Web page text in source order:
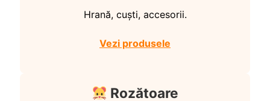
Hrană, cuști, accesorii.
Vezi produsele
Rozătoare